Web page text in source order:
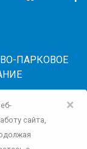
ПАРКОВОЕ
×
сайта,